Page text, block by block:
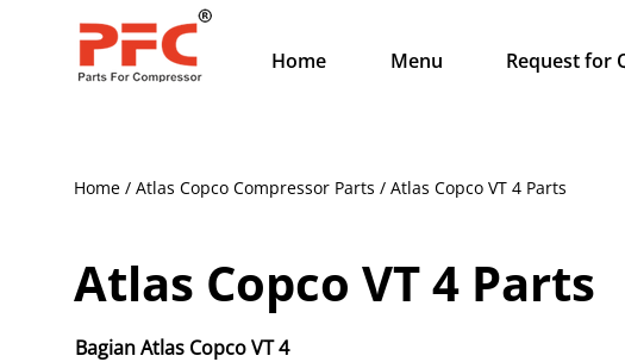
Home Menu Request for
Home / Atlas Copco Compressor Parts / Atlas Copco VT 4 Parts
Atlas Copco VT 4 Parts
Bagian Atlas Copco VT 4